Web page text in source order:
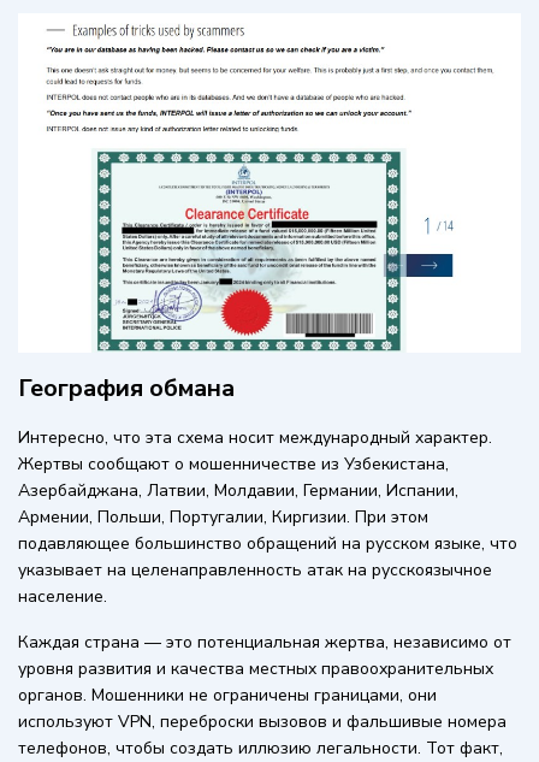
География обмана
Интересно, что эта схема носит международный характер.
Жертвы сообщают о мошенничестве из Узбекистана,
Азербайджана, Латвии, Молдавии, Германии, Испании,
Армении, Польши, Португалии, Киргизии. При этом
подавляющее большинство обращений на русском языке, что
указывает на целенаправленность атак на русскоязычное
население.
Каждая страна — это потенциальная жертва, независимо от
уровня развития и качества местных правоохранительных
органов. Мошенники не ограничены границами, они
используют VPN, переброски вызовов и фальшивые номера
телефонов, чтобы создать иллюзию легальности. Тот факт,